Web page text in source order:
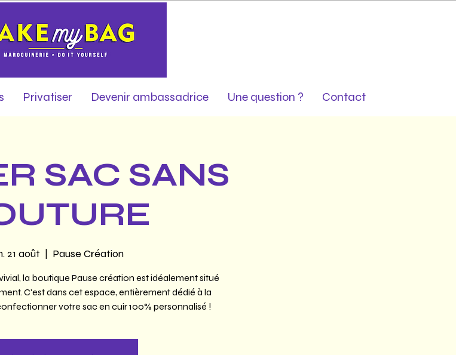
Privatiser Devenir ambassadrice Une question ? Contact
SAC SANS
21 août Pause Création
la boutique Pause création est idéalement situé
C'est dans cet espace, entièrement dédié à la
votre sac en cuir 100% personnalisé !